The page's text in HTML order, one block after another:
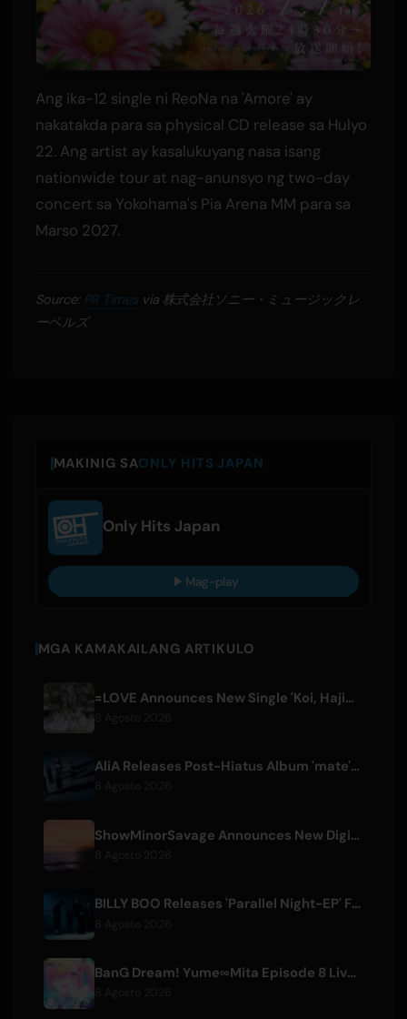
Ang ika-12 single ni ReoNa na 'Amore' ay
nakatakda para sa physical CD release sa Hulyo
22. Ang artist ay kasalukuyang nasa isang
nationwide tour at nag-anunsyo ng two-day
concert sa Yokohama's Pia Arena MM para sa
Marso 2027.
Source: PR Timesvia 株式会社ソニー・ミュージックレ
ーベルズ
MAKINIG SAONLY HITS JAPAN
Only Hits Japan
Mag-play
MGA KAMAKAILANG ARTIKULO
=LOVE Announces New Single 'Koi, Hajimemashita.' and Tokyo Dome Concerts
AliA Releases Post-Hiatus Album 'mate', Announces Tokyo Live
ShowMinorSavage Announces New Digital Single 'Gradation'
BILLY BOO Releases 'Parallel Night-EP' Featuring TV Drama Theme Song
BanG Dream! Yume∞Mita Episode 8 Live Clip Released